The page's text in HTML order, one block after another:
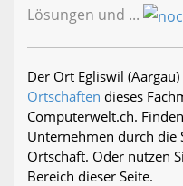
Lösungen und ...
Der Ort Egliswil
Ortschaften dieses
Computerwelt.ch.
Unternehmen durch die
Ortschaft. Oder nutzen
Bereich dieser Seite.